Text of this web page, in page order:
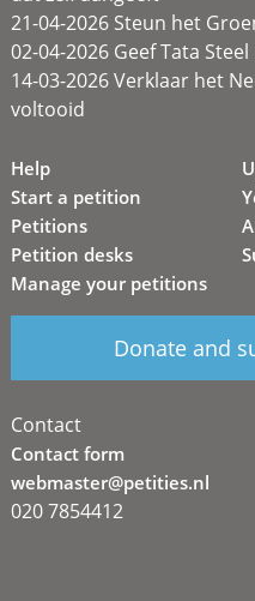
21-04-2026 Steun het
02-04-2026 Geef Tata
14-03-2026 Verklaar het
voltooid
Help
Start a petition
Petitions
Petition desks
Manage your petitions
Donate and
Contact
Contact form
webmaster@petities.nl
020 7854412